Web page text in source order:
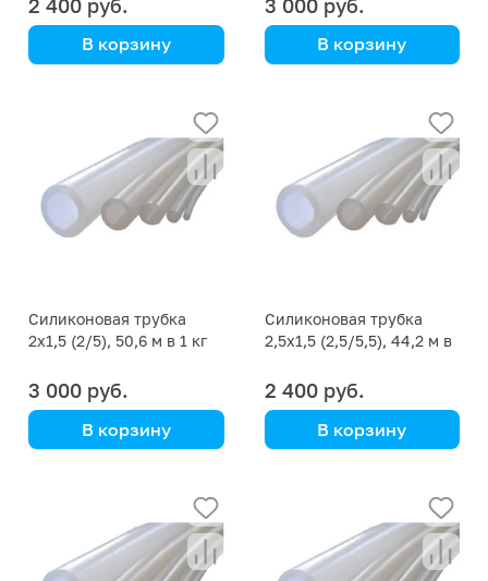
2 400 руб.
В корзину
3 000 руб.
В корзину
Силиконовая трубка
2х1,5 (2/5), 50,6 м в 1 кг
3 000 руб.
В корзину
Силиконовая трубка
2,5х1,5 (2,5/5,5), 44,2 м в
2 400 руб.
В корзину